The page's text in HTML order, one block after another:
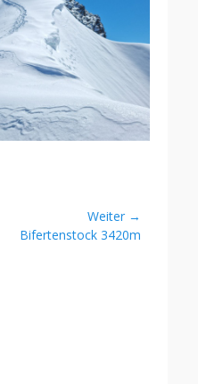
Weiter →
Nächster
Bifertenstock 3420m